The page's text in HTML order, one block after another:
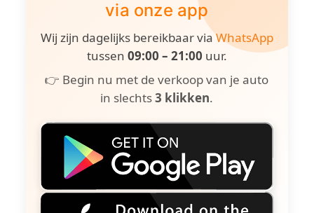
via onze app
Wij zijn dagelijks bereikbaar viaWhatsApp
tussen 09:00 – 21:00 uur.
👉 Begin nu met de verkoop van je auto
in slechts3 klikken.